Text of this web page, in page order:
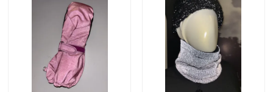
Tous les cas
Demande de soumission
tissu réfléchi